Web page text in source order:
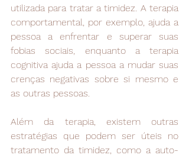
utilizada para tratar a timidez. A terapia
comportamental, por exemplo, ajuda a
pessoa a enfrentar e superar suas
fobias sociais, enquanto a terapia
cognitiva ajuda a pessoa a mudar suas
crenças negativas sobre si mesmo e
as outras pessoas.
Além da terapia, existem outras
estratégias que podem ser úteis no
tratamento da timidez, como a auto-